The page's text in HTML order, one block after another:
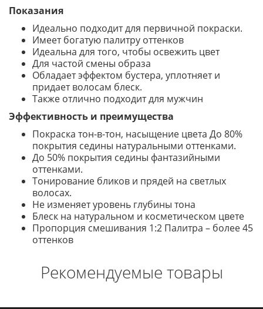
Показания
Идеально подходит для первичной покраски.
Имеет богатую палитру оттенков
Идеальна для того, чтобы освежить цвет
Для частой смены образа
Обладает эффектом бустера, уплотняет и
придает волосам блеск.
Также отлично подходит для мужчин
Эффективность и преимущества
Покраска тон-в-тон, насыщение цвета До 80%
покрытия седины натуральными оттенками.
До 50% покрытия седины фантазийными
оттенками.
Тонирование бликов и прядей на светлых
волосах.
Не изменяет уровень глубины тона
Блеск на натуральном и косметическом цвете
Пропорция смешивания 1:2 Палитра – более 45
оттенков
Рекомендуемые товары